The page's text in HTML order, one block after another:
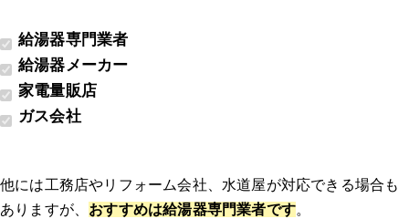
給湯器専門業者
給湯器メーカー
家電量販店
ガス会社
他には工務店やリフォーム会社、水道屋が対応できる場合も
ありますが、 おすすめは給湯器専門業者です。